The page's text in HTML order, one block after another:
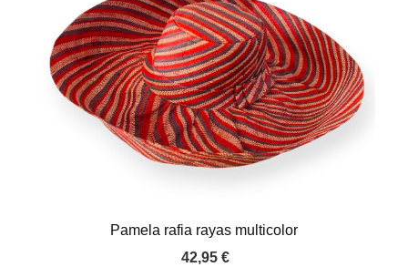
Pamela rafia rayas multicolor
42,95 €